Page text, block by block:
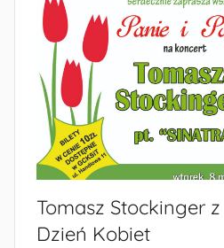
Turystyki
Radkowie
Tomasz Stockinger
Dzień Kobiet